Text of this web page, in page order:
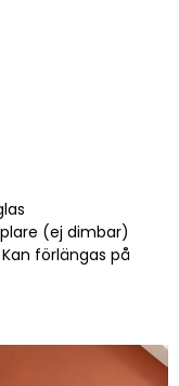
(ej dimbar)
förlängas på